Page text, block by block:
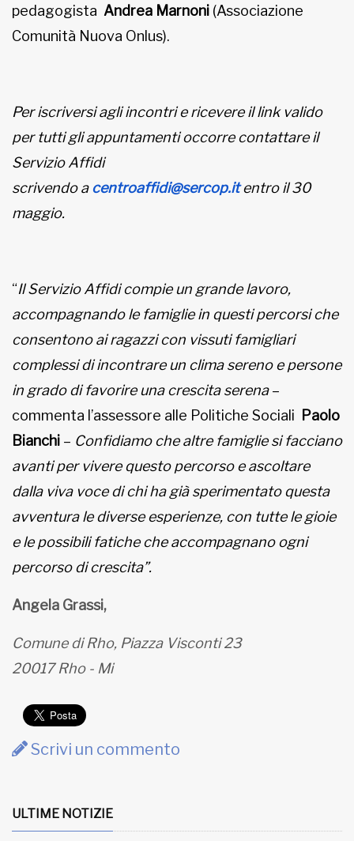
pedagogista Andrea Marnoni (Associazione
Comunità Nuova Onlus).
Per iscriversi agli incontri e ricevere il link valido
per tutti gli appuntamenti occorre contattare il
Servizio Affidi
scrivendo acentroaffidi@sercop.it entro il 30
maggio.
“Il Servizio Affidi compie un grande lavoro,
accompagnando le famiglie in questi percorsi che
consentono ai ragazzi con vissuti famigliari
complessi di incontrare un clima sereno e persone
in grado di favorire una crescita serena–
commenta l’assessore alle Politiche Sociali Paolo
Bianchi – Confidiamo che altre famiglie si facciano
avanti per vivere questo percorso e ascoltare
dalla viva voce di chi ha già sperimentato questa
avventura le diverse esperienze, con tutte le gioie
e le possibili fatiche che accompagnano ogni
percorso di crescita”.
Angela Grassi,
Comune di Rho, Piazza Visconti 23
20017 Rho - Mi
Scrivi un commento
ULTIME NOTIZIE